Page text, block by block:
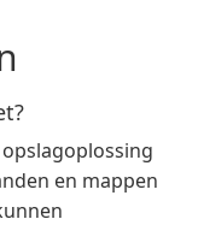
en mappen